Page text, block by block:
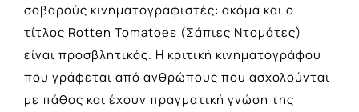
σοβαρούς κινηματογραφιστές: ακόμα και ο
τίτλος Rotten Tomatoes (Σάπιες Ντομάτες)
είναι προσβλητικός. Η κριτική κινηματογράφου
που γράφεται από ανθρώπους που ασχολούνται
με πάθος και έχουν πραγματική γνώση της